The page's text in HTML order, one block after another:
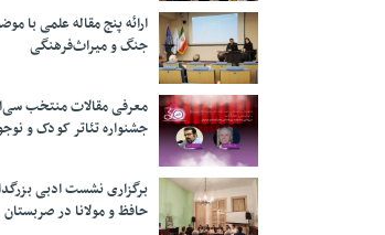
ارائه پنج مقاله علمی با
جنگ و میراث‌فرهنگی
معرفی مقالات منتخب
جشنواره تئاتر کودک و
برگزاری نشست ادبی
حافظ و مولانا در صربستان